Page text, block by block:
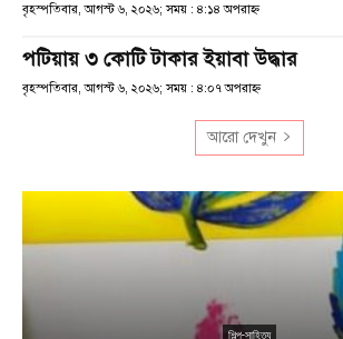
বৃহস্পতিবার, আগস্ট ৬, ২০২৬; সময় : ৪:১৪ অপরাহ্ণ
পটিয়ায় ৩ কোটি টাকার ইয়াবা উদ্ধার
বৃহস্পতিবার, আগস্ট ৬, ২০২৬; সময় : ৪:০৭ অপরাহ্ণ
আরো দেখুন
শিল্প-সাহিত্য